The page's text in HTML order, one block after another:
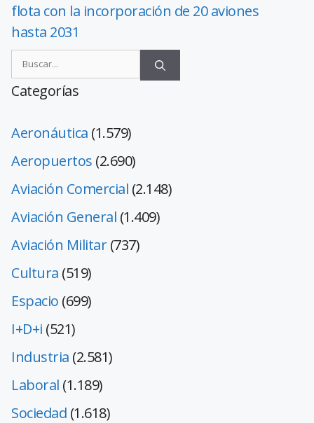
flota con la incorporación de 20 aviones
hasta 2031
Categorías
Aeronáutica (1.579)
Aeropuertos (2.690)
Aviación Comercial (2.148)
Aviación General (1.409)
Aviación Militar(737)
Cultura (519)
Espacio (699)
I+D+i (521)
Industria (2.581)
Laboral (1.189)
Sociedad (1.618)